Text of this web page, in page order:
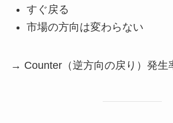
すぐ戻る
市場の方向は変わらない
→ Counter（逆方向の戻り）発生